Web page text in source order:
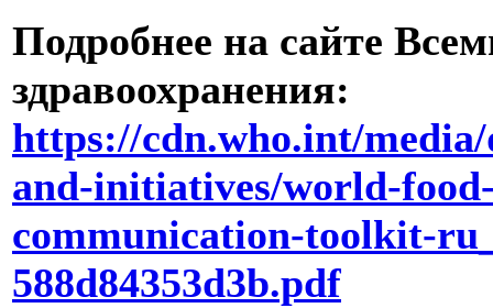
Подробнее на сайте
здравоохранения:
https://cdn.who.int/
and-initiatives/world-
communication-toolkit-
588d84353d3b.pdf